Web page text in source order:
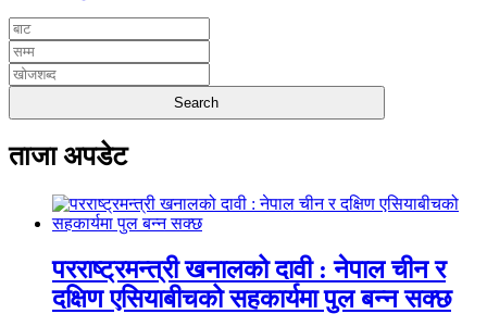
ताजा अपडेट
परराष्ट्रमन्त्री खनालको दावी : नेपाल चीन र
दक्षिण एसियाबीचको सहकार्यमा पुल बन्न सक्छ